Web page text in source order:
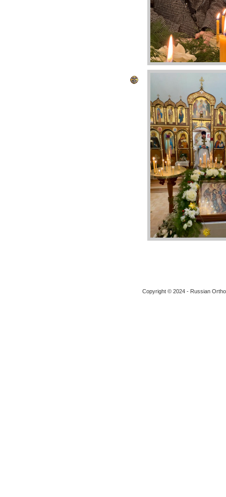
Copyright © 2024 - Russian